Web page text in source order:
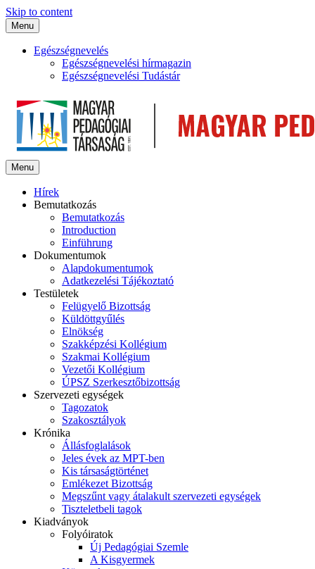
Skip to content
Menu
Egészségnevelés
Egészségnevelési hírmagazin
Egészségnevelési Tudástár
Menu
Hírek
Bemutatkozás
Bemutatkozás
Introduction
Einführung
Dokumentumok
Alapdokumentumok
Adatkezelési Tájékoztató
Testületek
Felügyelő Bizottság
Küldöttgyűlés
Elnökség
Szakképzési Kollégium
Szakmai Kollégium
Vezetői Kollégium
ÚPSZ Szerkesztőbizottság
Szervezeti egységek
Tagozatok
Szakosztályok
Krónika
Állásfoglalások
Jeles évek az MPT-ben
Kis társaságtörténet
Emlékezet Bizottság
Megszűnt vagy átalakult szervezeti egységek
Tiszteletbeli tagok
Kiadványok
Folyóiratok
Új Pedagógiai Szemle
A Kisgyermek